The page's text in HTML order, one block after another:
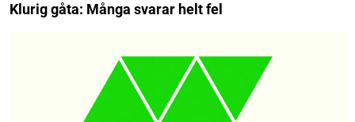
Klurig gåta: Många svarar helt fel